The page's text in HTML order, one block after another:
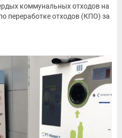
коммунальных отходов на
переработке отходов (КПО) за